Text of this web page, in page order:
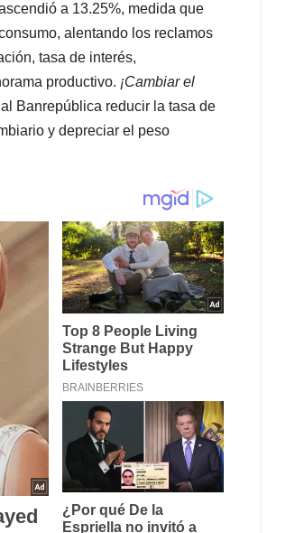
a 13.25%, medida que
alentando los reclamos
tasa de interés,
productivo. ¡Cambiar el
Banrepública reducir la tasa de
y depreciar el peso